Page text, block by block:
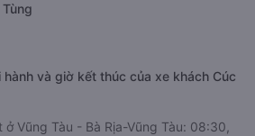
và giờ kết thúc của xe khách Cúc
ở Vũng Tàu - Bà Rịa-Vũng Tàu: 08:30,